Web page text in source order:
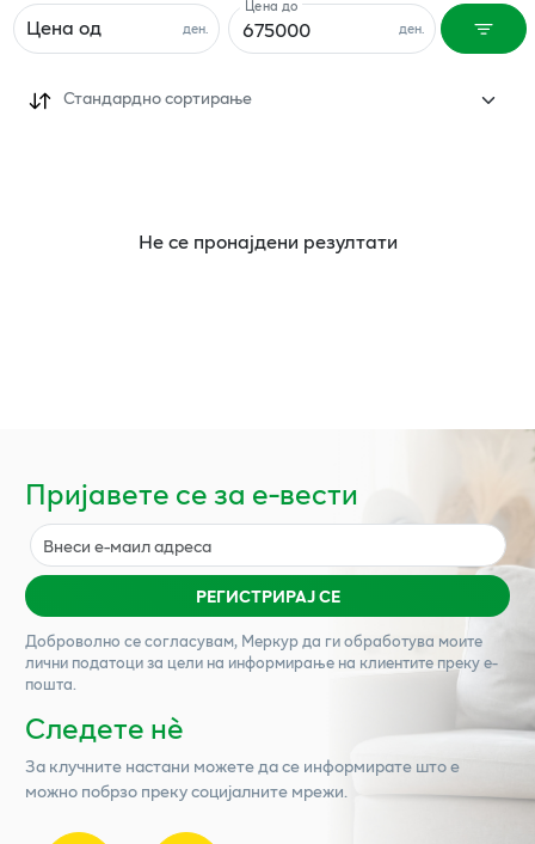
ден.
Цена од ден.
Цена до
Стандардно сортирање
Не се пронајдени резултати
Пријавете се за е-вести
РЕГИСТРИРАЈ СЕ
Доброволно се согласувам, Меркурда ги обработува моите
лични податоци за цели на информирање на клиентите преку е-
пошта.
Следете нѐ
За клучните настани можете да се информирате што е
можно побрзо преку социјалните мрежи.